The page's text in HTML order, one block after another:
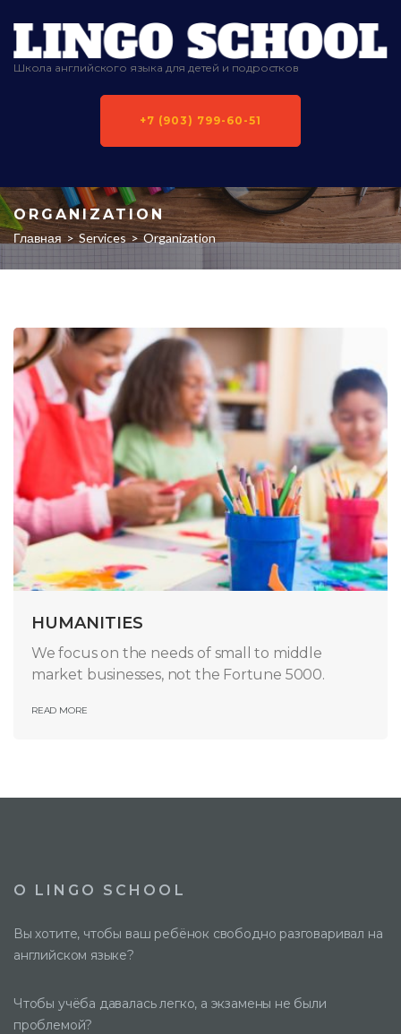
Школа английского языка для детей и подростков
+7 (903) 799-60-51
ORGANIZATION
Главная > Services > Organization
HUMANITIES
We focus on the needs of small to middle
market businesses, not the Fortune 5000.
READ MORE
О LINGO SCHOOL
Вы хотите, чтобы ваш ребёнок свободно разговаривал на
английском языке?
Чтобы учёба давалась легко, а экзамены не были
проблемой?